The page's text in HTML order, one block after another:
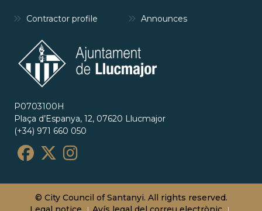
Contractor profile Announces
P0703100H
Plaça d’Espanya, 12, 07620 Llucmajor
(+34) 971 660 050
© City Council of Santanyi. All rights reserved.